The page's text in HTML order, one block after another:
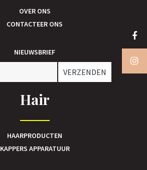
OVER ONS
CONTACTEER ONS
NIEUWSBRIEF
VERZENDEN
Hair
HAARPRODUCTEN
KAPPERS APPARATUUR